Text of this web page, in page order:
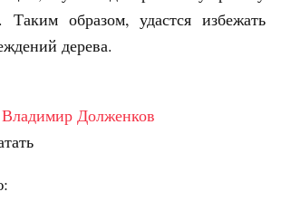
Таким образом, удастся избежать
дерева.
Владимир Долженков